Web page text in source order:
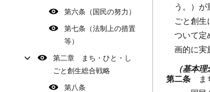
第六条（国民の努力）
第七条（法制上の措置
等）
第二章 まち・ひと・し
ごと創生総合戦略
第八条
う。）
ごと創
ついて定
画的に実
（基本理
第二条